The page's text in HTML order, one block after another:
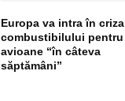
Europa va intra în criza
combustibilului pentru
avioane “în câteva
săptămâni”